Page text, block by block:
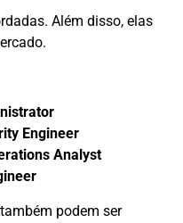
Além disso, elas
Engineer
Analyst
podem ser